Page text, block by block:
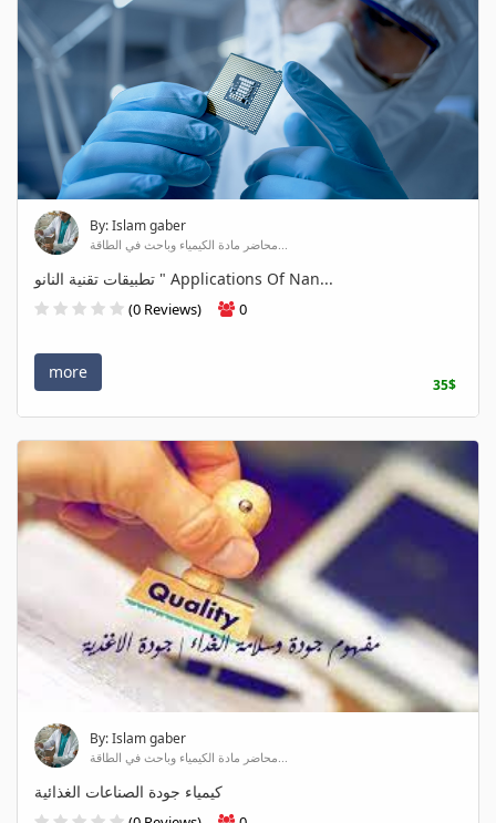
By: Islam gaber
محاضر مادة الكيمياء وباحث في الطاقة...
تطبيقات تقنية النانو " Applications Of Nan...
(0 Reviews) 0
more
35$
By: Islam gaber
محاضر مادة الكيمياء وباحث في الطاقة...
كيمياء جودة الصناعات الغذائية